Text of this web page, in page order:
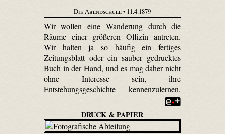
Die Abendschule• 11.4.1879
Wir wollen eine Wanderung durch die
Räume einer größeren Offizin antreten.
Wir halten ja so häufig ein fertiges
Zeitungsblatt oder ein sauber gedrucktes
Buch in der Hand, und es mag daher nicht
ohne Interesse sein, ihre
Entstehungsgeschichte kennenzulernen.
DRUCK & PAPIER